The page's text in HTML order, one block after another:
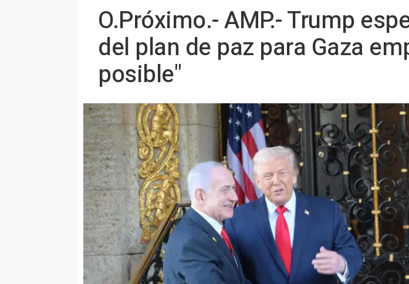
O.Próximo.- AMP.- Trump
del plan de paz para Gaza
posible"